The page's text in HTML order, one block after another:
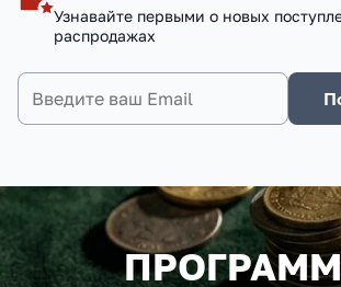
Узнавайте первыми о новых
распродажах